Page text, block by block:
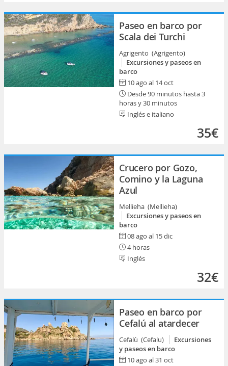
Paseo en barco por
Scala dei Turchi
Agrigento (Agrigento)
Excursiones y paseos en
barco
10 ago al 14 oct
Desde 90 minutos hasta 3
horas y 30 minutos
Inglés e italiano
35€
Crucero por Gozo,
Comino y la Laguna
Azul
Mellieha (Mellieha)
Excursiones y paseos en
barco
08 ago al 15 dic
4 horas
Inglés
32€
Paseo en barco por
Cefalú al atardecer
Cefalù (Cefalu)
Excursiones
y paseos en barco
10 ago al 31 oct